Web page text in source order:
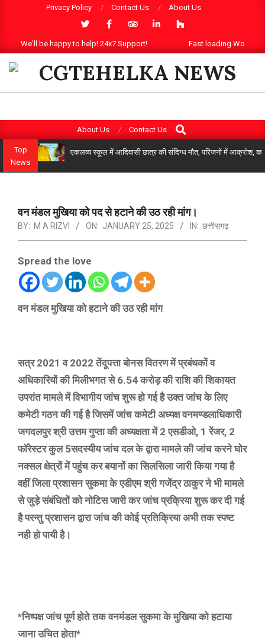
Privacy Policy Contact Us About Us
We'll be happy to help! 24x7 Support! Fast loading
CGTEHELKA
Navigation
Menu
About Us Contact Us
Search
Top
News
एकलव्य स्कूल में आदिवासी छात्र की संदिग्ध मौत, परिजनों में आक्रोश,
वन मंडल मुखिया को पद से हटाने की उठ रही मांग।
BY: M A RIZVI ON: JANUARY 25, 2025 IN: छत्तीसगढ़
Spread the love
वन मंडल मुखिया को हटाने की उठ रही मांग
सत्र 2021 व 2022 तेंदूपत्ता बोनस वितरण में प्रबंधकों व
अधिकारियों की मिलीभगत से 6.54 करोड़ की राशि की शिकायत
उपरांत मामले में विभागीय जांच शुरू हो गई है उक्त जांच के लिए
कमेटी गठन की गई है जिसमें जांच कमेटी अध्यक्ष वनमण्डलाधिकारी
जगदलपुर श्री उत्तम गुप्ता की अध्यक्षता में 2 एसडीओ, 1 रेंजर, 2
फॉरेस्टर कुल 5सदस्यीय जांच दल के द्वारा मामले की जांच करने घोर
नक्सल क्षेत्रों में पहुंच कर बयानों का सिलसिला जारी किया गया है
वहीं जिला प्रशासन सुकमा के एडीएम श्री गजेंद्र ठाकुर ने भी मामले
से जुड़े संबंधितों को नोटिस जारी कर जांच प्रक्रिया शुरू कर दी गई
है परन्तु प्रशासन द्वारा जांच की कोई प्रतिक्रिया अभी तक स्पष्ट
नही हो पायी है।
*निष्पक्ष जांच पूर्ण होते तक वनमंडल सुकमा के मुखिया को हटाया
जाना उचित होता*